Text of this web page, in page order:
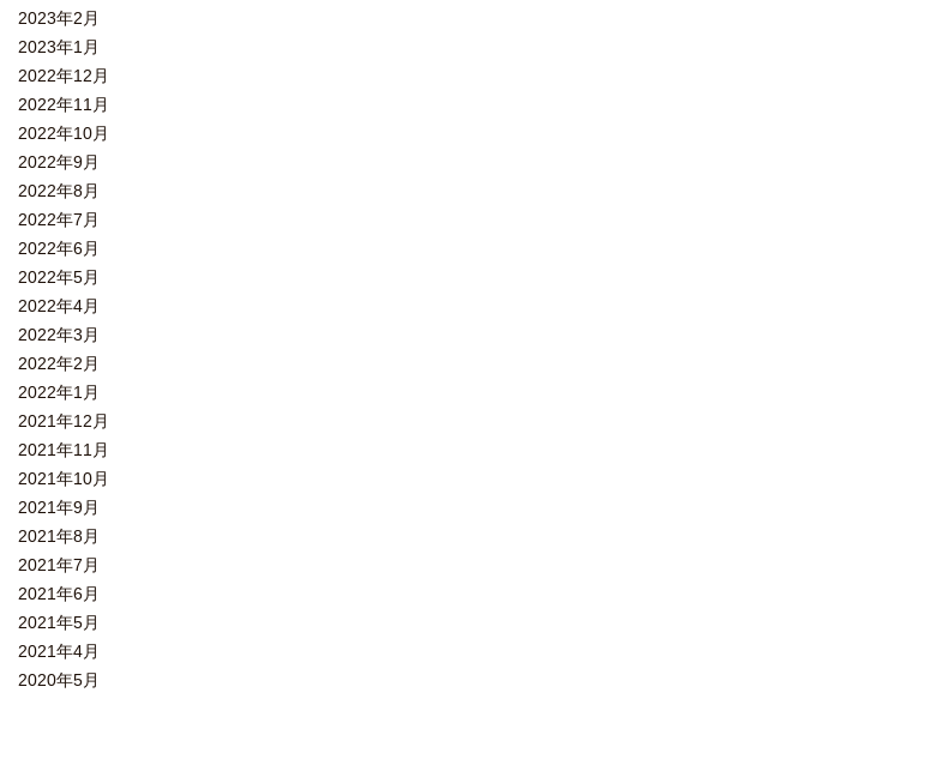
2023年2月
2023年1月
2022年12月
2022年11月
2022年10月
2022年9月
2022年8月
2022年7月
2022年6月
2022年5月
2022年4月
2022年3月
2022年2月
2022年1月
2021年12月
2021年11月
2021年10月
2021年9月
2021年8月
2021年7月
2021年6月
2021年5月
2021年4月
2020年5月